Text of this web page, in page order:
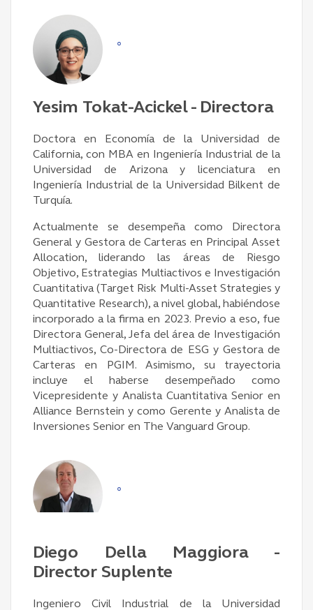
°
Yesim Tokat-Acickel - Directora
Doctora en Economía de la Universidad de
California, con MBA en Ingeniería Industrial de la
Universidad de Arizona y licenciatura en
Ingeniería Industrial de la Universidad Bilkent de
Turquía.
Actualmente se desempeña como Directora
General y Gestora de Carteras en Principal Asset
Allocation, liderando las áreas de Riesgo
Objetivo, Estrategias Multiactivos e Investigación
Cuantitativa (Target Risk Multi-Asset Strategies y
Quantitative Research), a nivel global, habiéndose
incorporado a la firma en 2023. Previo a eso, fue
Directora General, Jefa del área de Investigación
Multiactivos, Co-Directora de ESG y Gestora de
Carteras en PGIM. Asimismo, su trayectoria
incluye el haberse desempeñado como
Vicepresidente y Analista Cuantitativa Senior en
Alliance Bernstein y como Gerente y Analista de
Inversiones Senior en The Vanguard Group.
°
Diego Della Maggiora -
Director Suplente
Ingeniero Civil Industrial de la Universidad